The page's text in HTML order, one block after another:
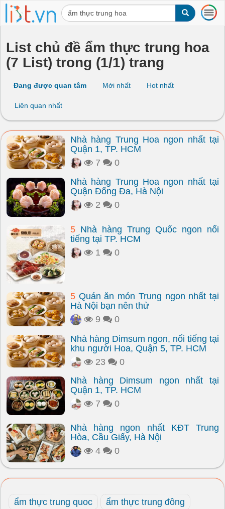
T
o
l
a
t
i
List chủ đề ẩm thực trung hoa
(7 List) trong (1/1) trang
Đang được quan tâm Mới nhất Hot nhất
Liên quan nhất
Nhà hàng Trung Hoa ngon nhất tại
Quận 1, TP. HCM
7
0
Nhà hàng Trung Hoa ngon nhất tại
Quận Đống Đa, Hà Nội
2
0
5 Nhà hàng Trung Quốc ngon nổi
tiếng tại TP. HCM
1
0
5 Quán ăn món Trung ngon nhất tại
Hà Nội bạn nên thử
9
0
Nhà hàng Dimsum ngon, nổi tiếng tại
khu người Hoa, Quận 5, TP. HCM
23
0
Nhà hàng Dimsum ngon nhất tại
Quận 1, TP. HCM
7
0
Nhà hàng ngon nhất KĐT Trung
Hòa, Cầu Giấy, Hà Nội
4
0
ẩm thực trung quoc
ẩm thực trung đông